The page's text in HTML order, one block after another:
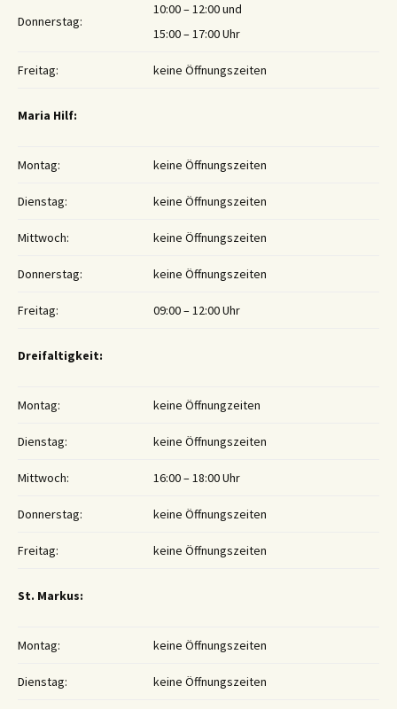
Donnerstag:
10:00 – 12:00 und
15:00 – 17:00 Uhr
Freitag: keine Öffnungszeiten
Maria Hilf:
Montag: keine Öffnungszeiten
Dienstag: keine Öffnungszeiten
Mittwoch: keine Öffnungszeiten
Donnerstag: keine Öffnungszeiten
Freitag: 09:00 – 12:00 Uhr
Dreifaltigkeit:
Montag: keine Öffnungzeiten
Dienstag: keine Öffnungszeiten
Mittwoch: 16:00 – 18:00 Uhr
Donnerstag: keine Öffnungszeiten
Freitag: keine Öffnungszeiten
St. Markus:
Montag: keine Öffnungszeiten
Dienstag: keine Öffnungszeiten